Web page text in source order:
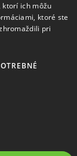
ich môžu
ktoré ste
pri